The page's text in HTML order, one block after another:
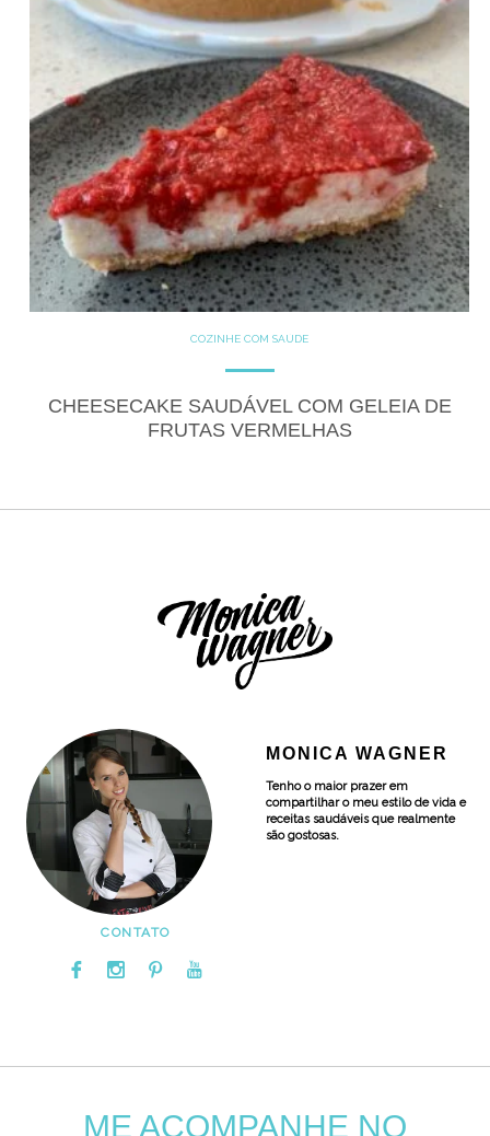
COZINHE COM SAÚDE
LACTOSE FREE
RECEITAS DOCES
CHEESECAKE SAUDÁVEL COM GELEIA DE
FRUTAS VERMELHAS
MONICA WAGNER
Tenho o maior prazer em
compartilhar o meu estilo de vida e
receitas saudáveis que realmente
são gostosas.
CONTATO
ME ACOMPANHE NO